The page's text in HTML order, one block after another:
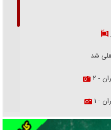
شد
- ۲
- ۱